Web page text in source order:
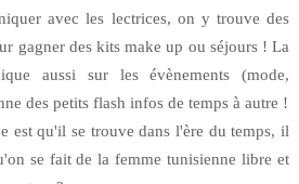
avec les lectrices, on y trouve des
gagner des kits make up ou séjours ! La
aussi sur les évènements (mode,
des petits flash infos de temps à autre !
est qu'il se trouve dans l'ère du temps, il
se fait de la femme tunisienne libre et